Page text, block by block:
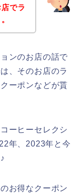
でラ
ンのお店の話で
、そのお店のラ
ーポンなどが貰
ーヒーセレクシ
年、2023年と今
お得なクーポン